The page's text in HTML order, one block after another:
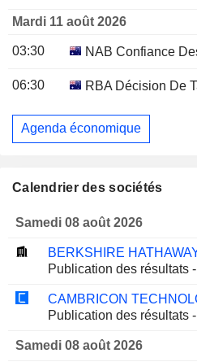
Mardi 11 août 2026
03:30 NAB Confiance
06:30 RBA Décision De
Agenda économique
Calendrier des sociétés
Samedi 08 août 2026
BERKSHIRE
Publication des résultats
Publication des résultats
Samedi 08 août 2026